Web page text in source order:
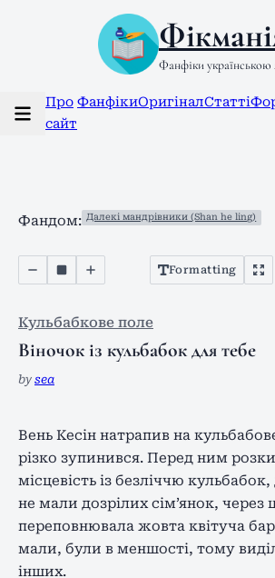
Фанфіки
Про
сайт
ФанфікиОригіналСтатті
Фандом: Далекі мандрівники (Shan he ling)
Formatting
Кульбабкове поле
Віночок із кульбабок для тебе
by sea
Вень Кесін натрапив на
різко зупинився. Перед ним
місцевість із безліччю
не мали дозрілих сім’янок, через
переповнювала жовта квітуча
мали, були в меншості, тому
інших.